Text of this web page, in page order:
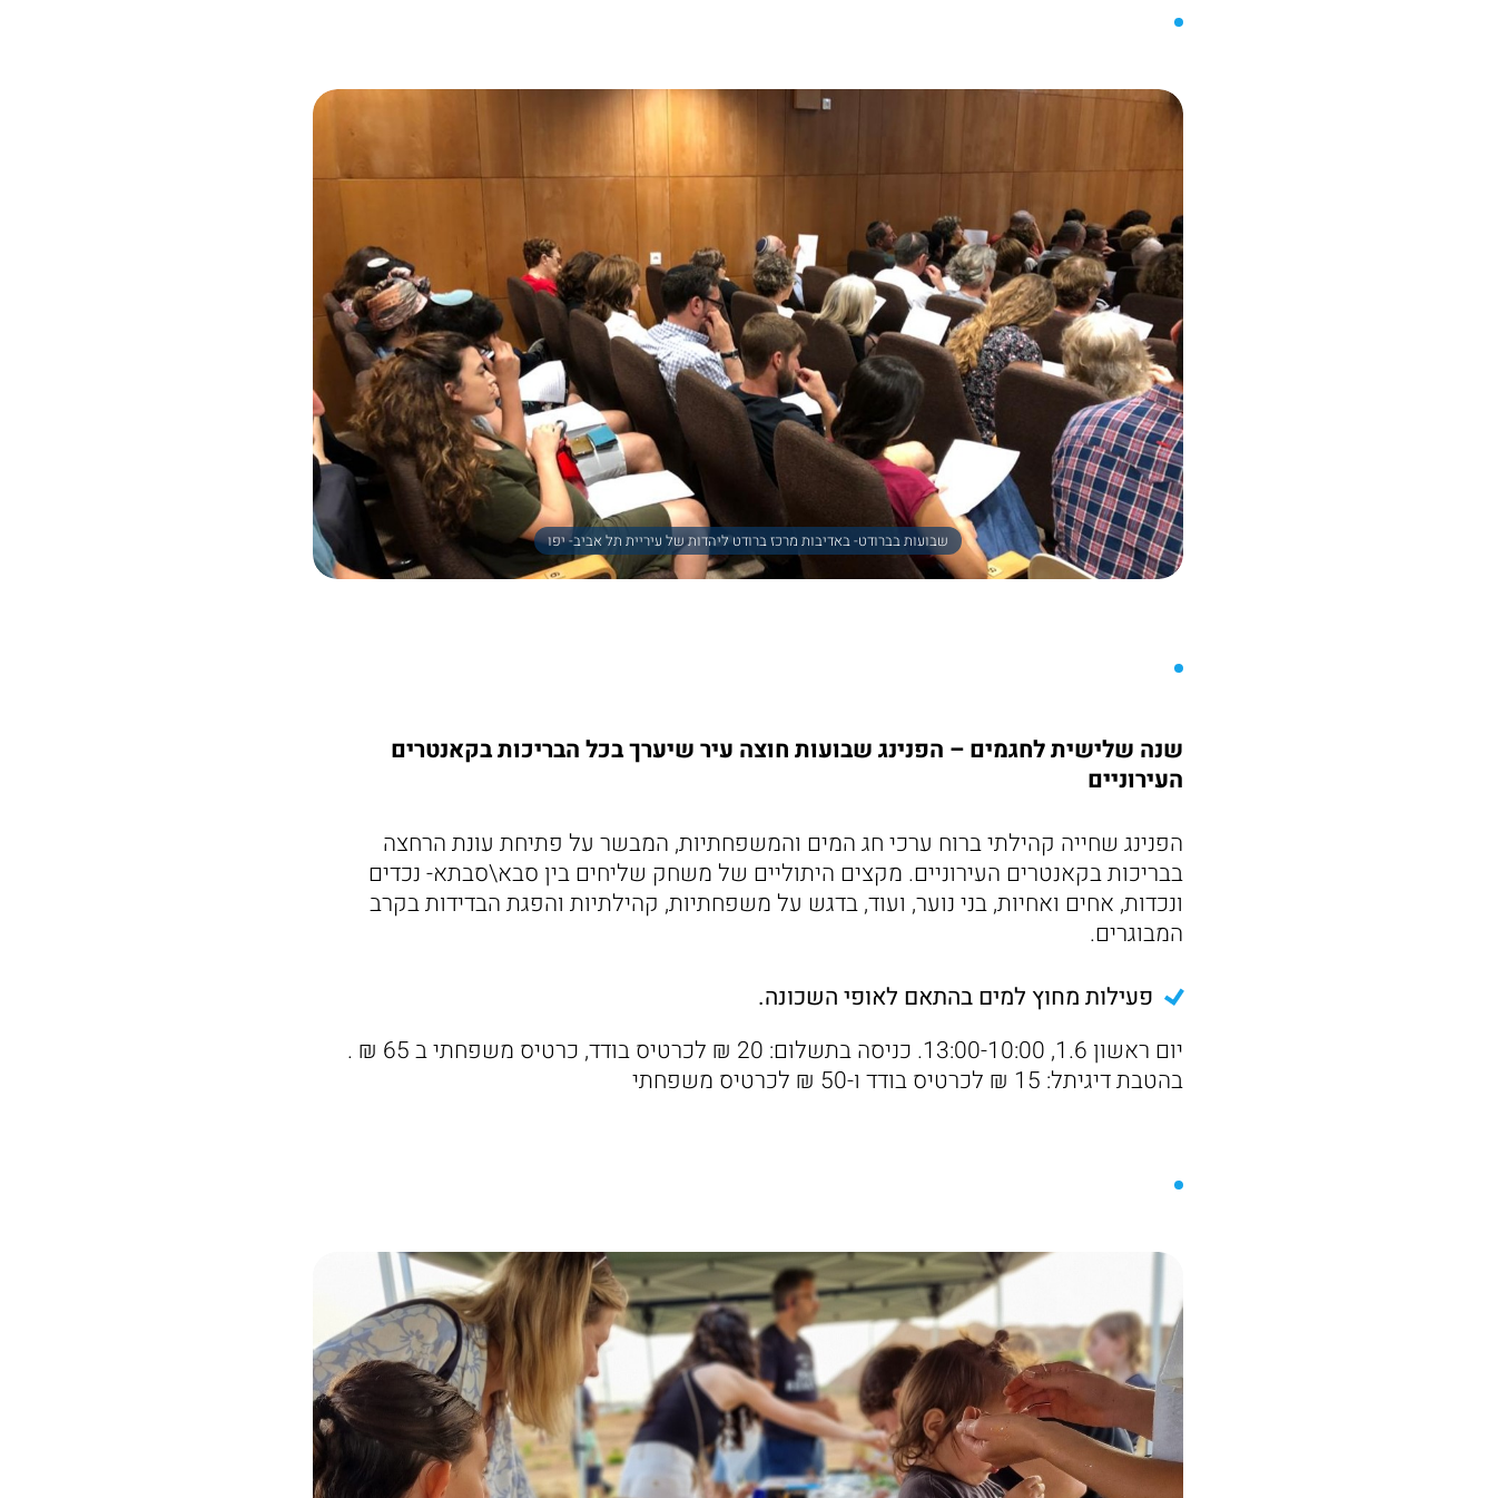
שבועות בברודט- באדיבות מרכז ברודט ליהדות של עיריית תל אביב- יפו
שנה שלישית לחגמים – הפנינג שבועות חוצה עיר שיערך בכל הבריכות בקאנטרים
העירוניים
הפנינג שחייה קהילתי ברוח ערכי חג המים והמשפחתיות, המבשר על פתיחת עונת הרחצה
בבריכות בקאנטרים העירוניים. מקצים היתוליים של משחק שליחים בין סבא\סבתא- נכדים
ונכדות, אחים ואחיות, בני נוער, ועוד, בדגש על משפחתיות, קהילתיות והפגת הבדידות בקרב
המבוגרים.
פעילות מחוץ למים בהתאם לאופי השכונה.
יום ראשון 1.6, 13:00-10:00. כניסה בתשלום: 20 ₪ לכרטיס בודד, כרטיס משפחתי ב 65 ₪ .
בהטבת דיגיתל: 15 ₪ לכרטיס בודד ו-50 ₪ לכרטיס משפחתי